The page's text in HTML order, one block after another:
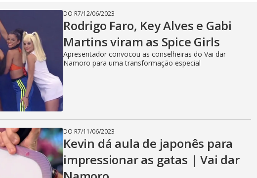
V
i
d
e
DO R7/12/06/2023
Rodrigo Faro, Key Alves e Gabi
Martins viram as Spice Girls
Apresentador convocou as conselheiras do Vai dar
Namoro para uma transformação especial
DO R7/11/06/2023
Kevin dá aula de japonês para
impressionar as gatas | Vai dar